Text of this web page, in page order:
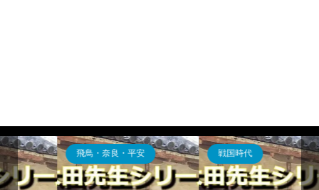
飛鳥・奈良・平安 戦国時代